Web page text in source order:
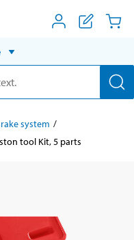
system
tool Kit, 5 parts